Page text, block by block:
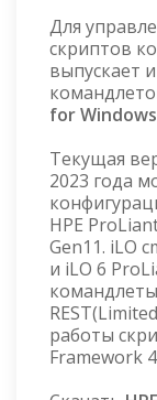
Для
скриптов
выпускает
for
Текущая
2023 года
HPE
Gen11. iLO
и iLO 6
работы
Framework